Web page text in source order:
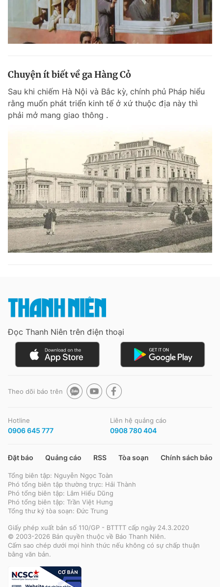
Theo dõi báo trên
Quảng cáo Chính sách bảo
Tổng biên tập: Nguyễn Ngọc Toàn
Phó tổng biên tập thường trực: Hải Thành
Phó tổng biên tập: Lâm Hiếu Dũng
Giấy phép xuất bản số 110/GP - BTTTT cấp ngày 24.3.2020
© 2003-2026 Bản quyền thuộc về Báo Thanh Niên. Cấm sao chép
dưới mọi hình thức nếu không có sự chấp thuận bằng văn bản.
Phát triển bởi ePi Technologies, JSC.
Chuyện ít biết về ga Hàng Cỏ
Sau khi chiếm Hà Nội và Bắc kỳ, chính phủ Pháp hiểu
rằng muốn phát triển kinh tế ở xứ thuộc địa này thì
phải mở mang giao thông .
Đọc Thanh Niên trên điện thoại
Theo dõi báo trên
Hotline
0906 645 777
Liên hệ quảng cáo
0908 780 404
Đặt báo Quảng cáo RSS Tòa soạn Chính sách bảo
Tổng biên tập: Nguyễn Ngọc Toàn
Phó tổng biên tập thường trực: Hải Thành
Phó tổng biên tập: Lâm Hiếu Dũng
Phó tổng biên tập: Trần Việt Hưng
Tổng thư ký tòa soạn: Đức Trung
Giấy phép xuất bản số 110/GP - BTTTT cấp ngày 24.3.2020
© 2003-2026 Bản quyền thuộc về Báo Thanh Niên.
Cấm sao chép dưới mọi hình thức nếu không có sự chấp thuận
bằng văn bản.